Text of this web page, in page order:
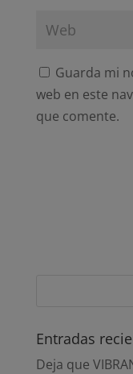
Guarda mi
web en este
que comente.
Entradas
Deja que